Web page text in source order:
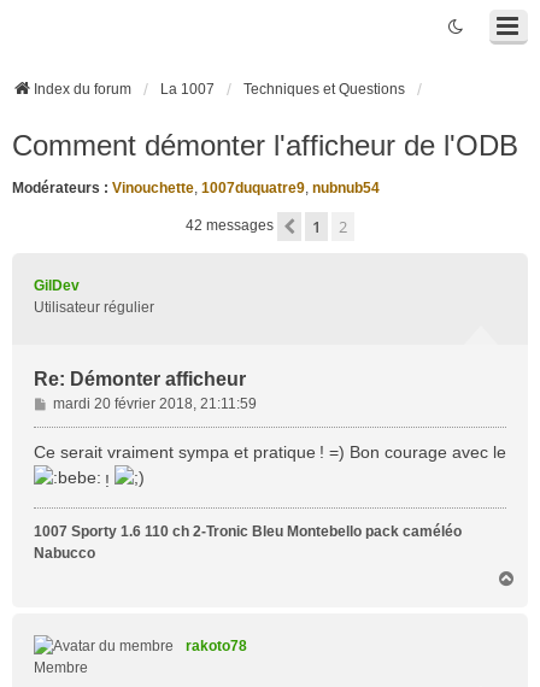
Index du forum La 1007 Techniques et Questions
Comment démonter l'afficheur de l'ODB
Modérateurs : Vinouchette, 1007duquatre9, nubnub54
42 messages Précédente
1 2
GilDev
Utilisateur régulier
Re: Démonter afficheur
M
e
s
s
a
g
e
mardi 20 février 2018, 21:11:59
Ce serait vraiment sympa et pratique ! =) Bon courage avec le
!
1007 Sporty 1.6 110 ch 2-Tronic Bleu Montebello pack caméléo
Nabucco
rakoto78
Membre